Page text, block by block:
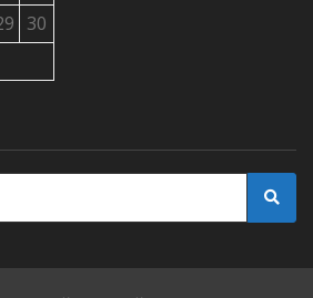
30